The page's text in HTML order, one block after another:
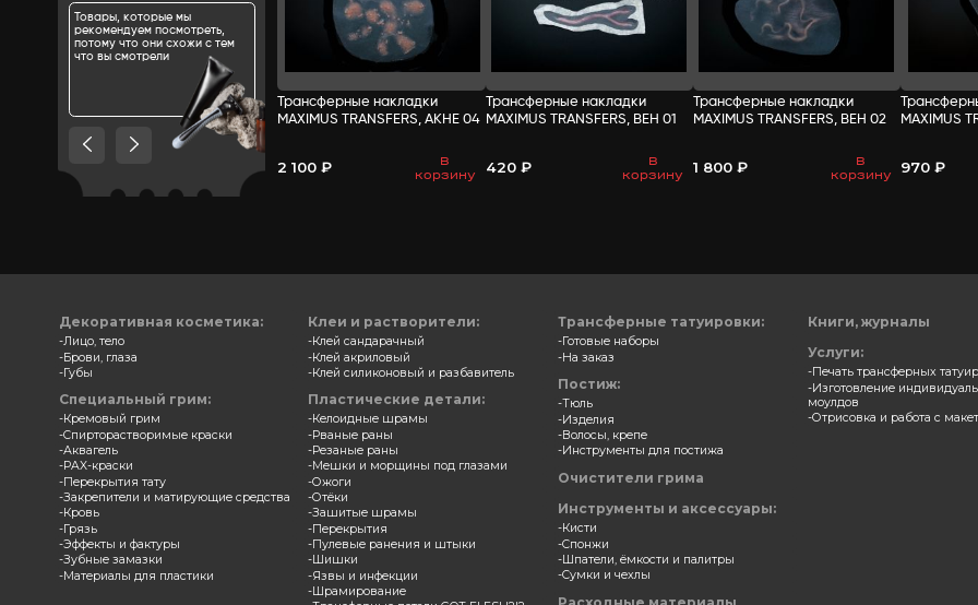
Товары, которые мы
рекомендуем посмотреть,
потому что они схожи с тем
Трансферные накладки